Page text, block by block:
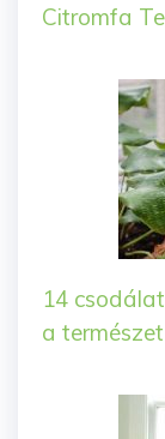
Citromfa
14
a